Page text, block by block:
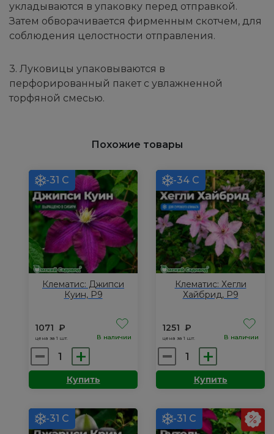
укладываются в упаковку перед отправкой.
Затем обворачивается фирменным скотчем, для
соблюдения целостности отправления.
3. Луковицы упаковываются в
перфорированный пакет с увлажненной
торфяной смесью.
Похожие товары
-31 С
Клематис: Джипси
Куин, Р9
1071 ₽
цена за 1 шт. В наличии
Количество
товара
Клематис:
Куин,
Р9
Купить
-34 С
Клематис: Хегли
Хайбрид, Р9
1251 ₽
цена за 1 шт. В наличии
Количество
товара
Клематис:
Хайбрид,
Р9
Купить
-31 С -31 С